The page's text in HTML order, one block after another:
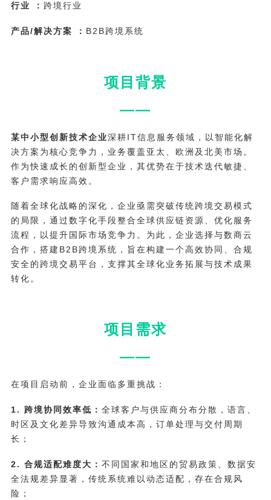
行业 ： 跨境行业
产品/解决方案 ： B2B跨境系统
项目背景
——
某中小型创新技术企业深耕IT信息服务领域，以智能化解
决方案为核心竞争力，业务覆盖亚太、欧洲及北美市场。
作为快速成长的创新型企业，其优势在于技术迭代敏捷、
客户需求响应高效。
随着全球化战略的深化，企业亟需突破传统跨境交易模式
的局限，通过数字化手段整合全球供应链资源、优化服务
流程，以提升国际市场竞争力。为此，企业选择与数商云
合作，搭建B2B跨境系统，旨在构建一个高效协同、合规
安全的跨境交易平台，支撑其全球化业务拓展与技术成果
转化。
项目需求
——
在项目启动前，企业面临多重挑战：
1. 跨境协同效率低： 全球客户与供应商分布分散，语言、
时区及文化差异导致沟通成本高，订单处理与交付周期
长；
2. 合规适配难度大： 不同国家和地区的贸易政策、数据安
全法规差异显著，传统系统难以动态适配，存在合规风
险；